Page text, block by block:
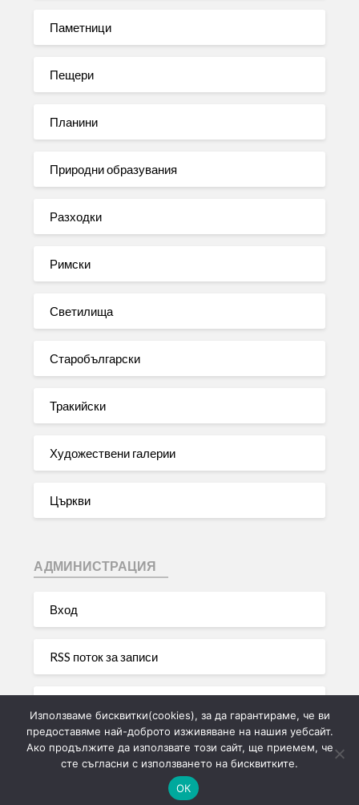
Паметници
Пещери
Планини
Природни образувания
Разходки
Римски
Светилища
Старобългарски
Тракийски
Художествени галерии
Църкви
АДМИНИСТРАЦИЯ
Вход
RSS поток за записи
WordPress България
Използваме бисквитки(cookies), за да гарантираме, че ви
предоставяме най-доброто изживяване на нашия уебсайт.
Ако продължите да използвате този сайт, ще приемем, че
сте съгласни с използването на бисквитките.
ОК